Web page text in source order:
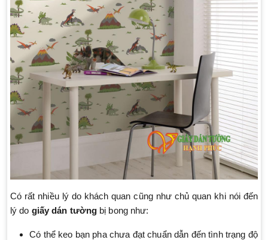
Có rất nhiều lý do khách quan cũng như chủ quan khi nói đến
lý do giấy dán tường bị bong như:
Có thể keo bạn pha chưa đạt chuẩn dẫn đến tình trạng độ